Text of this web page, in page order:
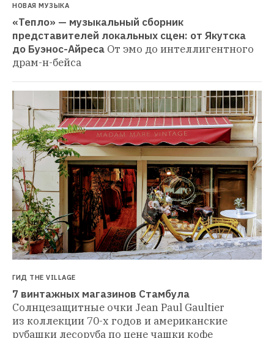
НОВАЯ МУЗЫКА
«Тепло» — музыкальный сборник
представителей локальных сцен: от Якутска
до Буэнос-Айреса От эмо до интеллигентного
драм-н-бейса
ГИД THE VILLAGE
7 винтажных магазинов Стамбула
Солнцезащитные очки Jean Paul Gaultier
из коллекции 70-х годов и американские
рубашки лесоруба по цене чашки кофе